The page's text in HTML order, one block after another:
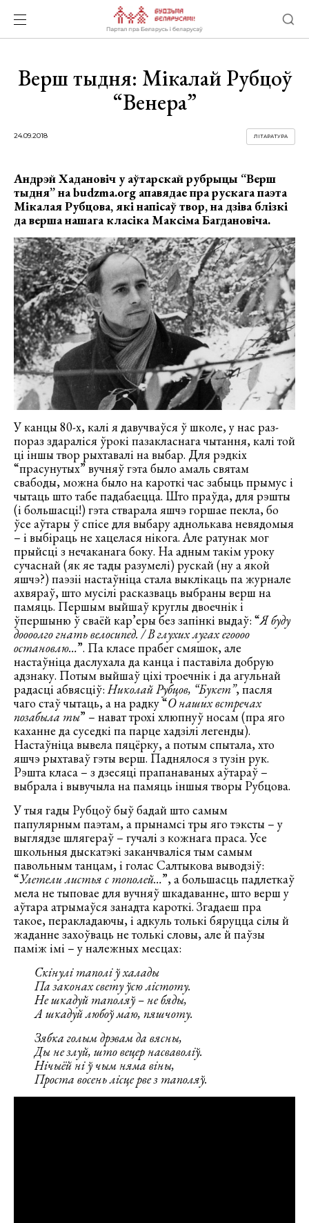
Верш тыдня: Мікалай Рубцоў
“Венера”
24.09.2018 ЛІТАРАТУРА
Андрэй Хадановіч у аўтарскай рубрыцы “Верш
тыдня” на budzma.org апавядае пра рускага паэта
Мікалая Рубцова, які напісаў твор, на дзіва блізкі
да верша нашага класіка Максіма Багдановіча.
У канцы 80-х, калі я давучваўся ў школе, у нас раз-
пораз здараліся ўрокі пазакласнага чытання, калі той
ці іншы твор рыхтавалі на выбар. Для рэдкіх
“прасунутых” вучняў гэта было амаль святам
свабоды, можна было на кароткі час забыць прымус і
чытаць што табе падабаецца. Што праўда, для рэшты
(і большасці!) гэта стварала яшчэ горшае пекла, бо
ўсе аўтары ў спісе для выбару аднолькава невядомыя
– і выбіраць не хацелася нікога. Але ратунак мог
прыйсці з нечаканага боку. На адным такім уроку
сучаснай (як яе тады разумелі) рускай (ну а якой
яшчэ?) паэзіі настаўніца стала выклікаць па журнале
ахвяраў, што мусілі расказваць выбраны верш на
памяць. Першым выйшаў круглы двоечнік і
ўпершыню ў сваёй кар’еры без запінкі выдаў: “Я буду
доооолго гнать велосипед. / В глухих лугах егоооо
остановлю…”. Па класе прабег смяшок, але
настаўніца даслухала да канца і паставіла добрую
адзнаку. Потым выйшаў ціхі троечнік і да агульнай
радасці абвясціў:Николай Рубцов, “Букет”, пасля
чаго стаў чытаць, а на радку “О наших встречах
позабыла ты” – нават трохі хлюпнуў носам (пра яго
каханне да суседкі па парце хадзілі легенды).
Настаўніца вывела пяцёрку, а потым спытала, хто
яшчэ рыхтаваў гэты верш. Паднялося з тузін рук.
Рэшта класа – з дзесяці прапанаваных аўтараў –
выбрала і вывучыла на памяць іншыя творы Рубцова.
У тыя гады Рубцоў быў бадай што самым
папулярным паэтам, а прынамсі тры яго тэксты – у
выглядзе шлягераў – гучалі з кожнага праса. Усе
школьныя дыскатэкі заканчваліся тым самым
павольным танцам, і голас Салтыкова выводзіў:
“Улетели листья с тополей…”, а большасць падлеткаў
мела не тыповае для вучняў шкадаванне, што верш у
аўтара атрымаўся занадта кароткі. Згадаеш пра
такое, перакладаючы, і адкуль толькі бяруцца сілы й
жаданне захоўваць не толькі словы, але й паўзы
паміж імі – у належных месцах:
Скінулі таполі ў халады
Па законах свету ўсю лістоту.
Не шкадуй таполяў – не бяды,
А шкадуй любоў маю, пяшчоту.
Зябка голым дрэвам да вясны,
Ды не злуй, што вецер насваволіў.
Нічыёй ні ў чым няма віны,
Проста восень лісце рве з таполяў.